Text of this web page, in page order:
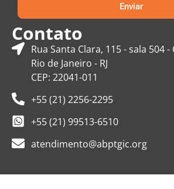
Enviar
Contato
Rua Santa Clara, 115 - sala 504
Rio de Janeiro - RJ
CEP: 22041-011
+55 (21) 2256-2295
+55 (21) 99513-6510
atendimento@abptgic.org